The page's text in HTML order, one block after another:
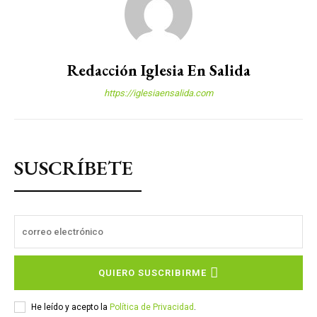
Redacción Iglesia En Salida
https://iglesiaensalida.com
SUSCRÍBETE
QUIERO SUSCRIBIRME
He leído y acepto la Política de Privacidad